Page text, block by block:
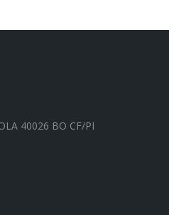
40026 BO CF/PI